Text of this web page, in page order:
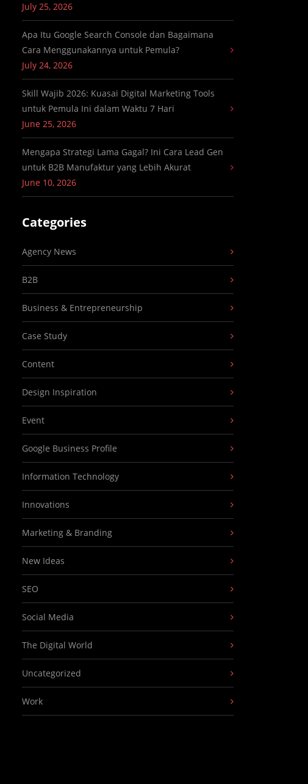
July 25, 2026
Apa Itu Google Search Console dan Bagaimana
Cara Menggunakannya untuk Pemula?
July 24, 2026
Skill Wajib 2026: Kuasai Digital Marketing Tools
untuk Pemula Ini dalam Waktu 7 Hari
June 25, 2026
Mengapa Strategi Lama Gagal? Ini Cara Lead Gen
untuk B2B Manufaktur yang Lebih Akurat
June 10, 2026
Categories
Agency News
B2B
Business & Entrepreneurship
Case Study
Content
Design Inspiration
Event
Google Business Profile
Information Technology
Innovations
Marketing & Branding
New Ideas
SEO
Social Media
The Digital World
Uncategorized
Work